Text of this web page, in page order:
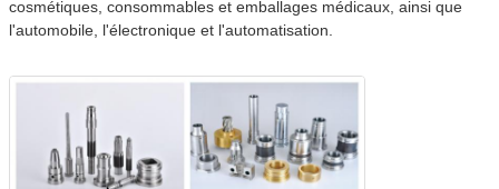
cosmétiques, consommables et emballages médicaux, ainsi que
l'automobile, l'électronique et l'automatisation.